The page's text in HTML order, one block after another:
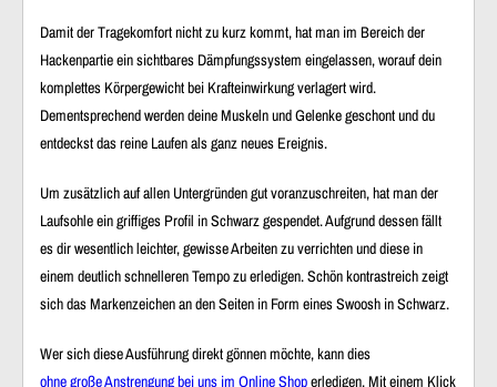
Damit der Tragekomfort nicht zu kurz kommt, hat man im Bereich der
Hackenpartie ein sichtbares Dämpfungssystem eingelassen, worauf dein
komplettes Körpergewicht bei Krafteinwirkung verlagert wird.
Dementsprechend werden deine Muskeln und Gelenke geschont und du
entdeckst das reine Laufen als ganz neues Ereignis.
Um zusätzlich auf allen Untergründen gut voranzuschreiten, hat man der
Laufsohle ein griffiges Profil in Schwarz gespendet. Aufgrund dessen fällt
es dir wesentlich leichter, gewisse Arbeiten zu verrichten und diese in
einem deutlich schnelleren Tempo zu erledigen. Schön kontrastreich zeigt
sich das Markenzeichen an den Seiten in Form eines Swoosh in Schwarz.
Wer sich diese Ausführung direkt gönnen möchte, kann dies
ohne große Anstrengung bei uns im Online Shoperledigen. Mit einem Klick